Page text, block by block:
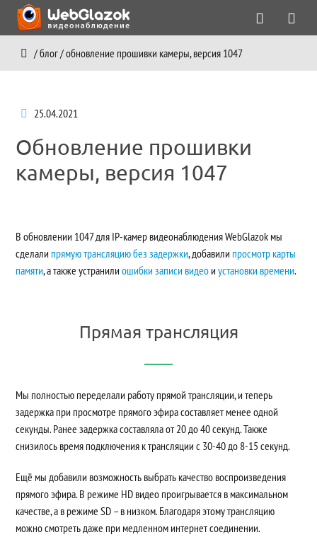
/блог/обновление прошивки камеры, версия 1047
25.04.2021
Обновление прошивки
камеры, версия 1047
В обновлении 1047 для IP-камер видеонаблюдения WebGlazok мы
сделали прямую трансляцию без задержки, добавили просмотр карты
памяти, а также устранилиошибки записи видео иустановки времени.
Прямая трансляция
Мы полностью переделали работу прямой трансляции, и теперь
задержка при просмотре прямого эфира составляет менее одной
секунды. Ранее задержка составляла от 20 до 40 секунд. Также
снизилось время подключения к трансляции с 30-40 до 8-15 секунд.
Ещё мы добавили возможность выбрать качество воспроизведения
прямого эфира. В режиме HD видео проигрывается в максимальном
качестве, а в режиме SD – в низком. Благодаря этому трансляцию
можно смотреть даже при медленном интернет соединении.